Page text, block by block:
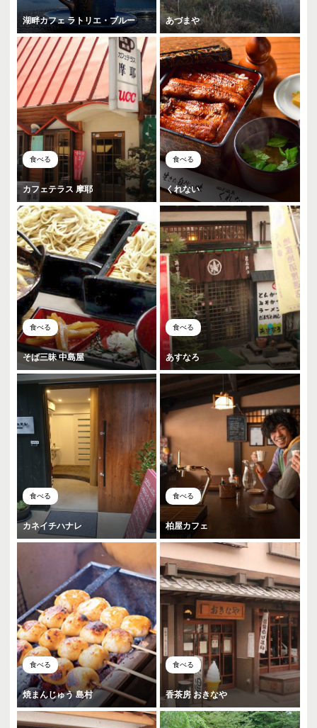
湖畔カフェ ラトリエ・ブルー あづまや
食べる
カフェテラス 摩耶
食べる
くれない
食べる
そば三昧 中島屋
食べる
あすなろ
食べる
カネイチハナレ
食べる
柏屋カフェ
食べる
焼まんじゅう 島村
食べる
香茶房 おきなや